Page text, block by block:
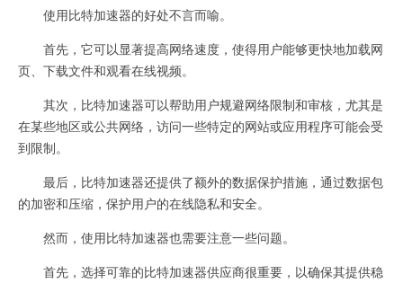
使用比特加速器的好处不言而喻。
首先，它可以显著提高网络速度，使得用户能够更快地加载网
页、下载文件和观看在线视频。
其次，比特加速器可以帮助用户规避网络限制和审核，尤其是
在某些地区或公共网络，访问一些特定的网站或应用程序可能会受
到限制。
最后，比特加速器还提供了额外的数据保护措施，通过数据包
的加密和压缩，保护用户的在线隐私和安全。
然而，使用比特加速器也需要注意一些问题。
首先，选择可靠的比特加速器供应商很重要，以确保其提供稳